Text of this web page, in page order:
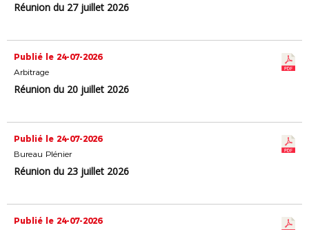
Réunion du 27 juillet 2026
Publié le 24-07-2026
Arbitrage
Réunion du 20 juillet 2026
Publié le 24-07-2026
Bureau Plénier
Réunion du 23 juillet 2026
Publié le 24-07-2026